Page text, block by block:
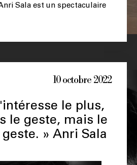
Sala est un spectaculaire
10 octobre 2022
le plus,
le geste, mais le
» Anri Sala